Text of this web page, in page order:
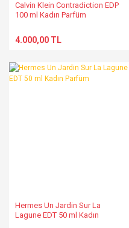
Calvin Klein Contradiction EDP
100 ml Kadın Parfüm
4.000,00 TL
Hermes Un Jardin Sur La
Lagune EDT 50 ml Kadın